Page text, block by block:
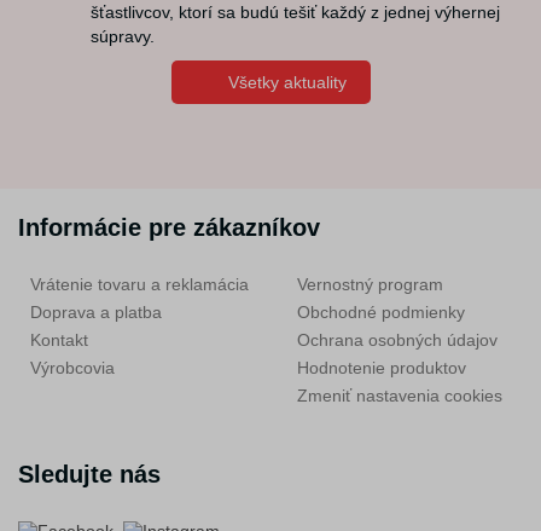
šťastlivcov, ktorí sa budú tešiť každý z jednej výhernej
súpravy.
Všetky aktuality
Informácie pre zákazníkov
Vrátenie tovaru a reklamácia
Doprava a platba
Kontakt
Výrobcovia
Vernostný program
Obchodné podmienky
Ochrana osobných údajov
Hodnotenie produktov
Zmeniť nastavenia cookies
Sledujte nás